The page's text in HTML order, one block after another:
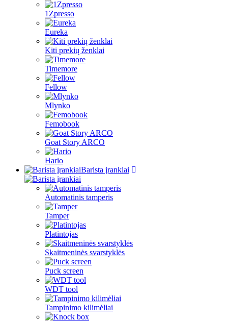
1Zpresso
Eureka
Kiti prekių ženklai
Timemore
Fellow
Mlynko
Femobook
Goat Story ARCO
Hario
Barista įrankiai
Automatinis tamperis
Tamper
Platintojas
Skaitmeninės svarstyklės
Puck screen
WDT tool
Tampinimo kilimėliai